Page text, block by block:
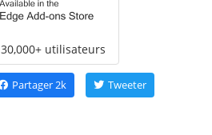
30,000+ utilisateurs
Partager2k Tweeter